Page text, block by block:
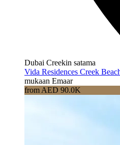
Dubai Creekin satama
Vida Residences Creek
mukaan Emaar
from AED 90.0K